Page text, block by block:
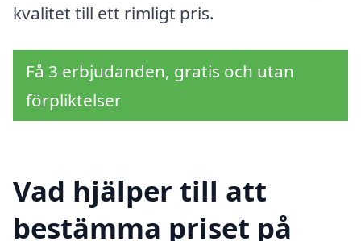
kvalitet till ett rimligt pris.
Få 3 erbjudanden, gratis och utan
förpliktelser
Vad hjälper till att
bestämma priset på